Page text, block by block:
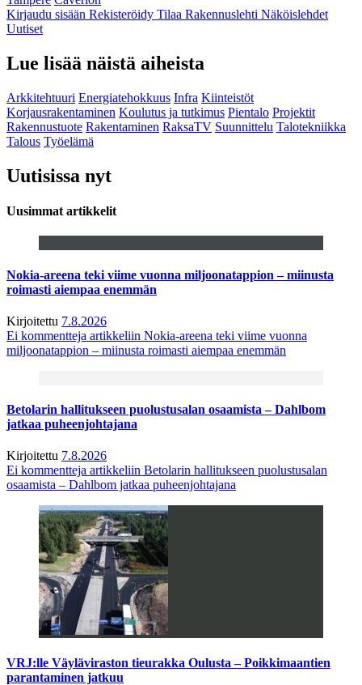
Kirjaudu sisään Rekisteröidy Tilaa Rakennuslehti Näköislehdet
Uutiset
Lue lisää näistä aiheista
Arkkitehtuuri Energiatehokkuus Infra Kiinteistöt
Korjausrakentaminen Koulutus ja tutkimus Pientalo Projektit
Rakennustuote Rakentaminen RaksaTV Suunnittelu Talotekniikka
Talous Työelämä
Uutisissa nyt
Uusimmat artikkelit
Nokia-areena teki viime vuonna miljoonatappion – miinusta
roimasti aiempaa enemmän
Kirjoitettu 7.8.2026
Ei kommentteja artikkeliin Nokia-areena teki viime vuonna
miljoonatappion – miinusta roimasti aiempaa enemmän
Betolarin hallitukseen puolustusalan osaamista – Dahlbom
jatkaa puheenjohtajana
Kirjoitettu 7.8.2026
Ei kommentteja artikkeliin Betolarin hallitukseen puolustusalan
osaamista – Dahlbom jatkaa puheenjohtajana
VRJ:lle Väyläviraston tieurakka Oulusta – Poikkimaantien
parantaminen jatkuu